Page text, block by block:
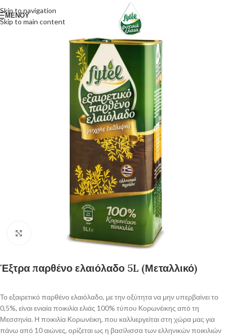
Skip to navigation
Skip to main content
ΜΕΝΟΥ
Click to enlarge
Έξτρα παρθένο ελαιόλαδο 5L (Μεταλλικό)
Το εξαιρετικό παρθένο ελαιόλαδο, με την οξύτητα να μην υπερβαίνει το
0,5%, είναι ενιαία ποικιλία ελιάς 100% τύπου Κορωνέικης από τη
Μεσσηνία. Η ποικιλία Κορωνέικη, που καλλιεργείται στη χώρα μας για
πάνω από 10 αιώνες, ορίζεται ως η βασίλισσα των ελληνικών ποικιλιών